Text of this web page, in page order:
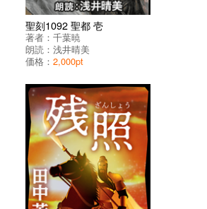
聖刻1092 聖都 壱
著者：千葉暁
朗読：浅井晴美
価格：2,000pt